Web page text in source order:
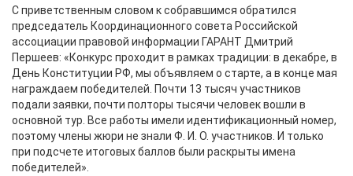
С приветственным словом к собравшимся обратился
председатель Координационного совета Российской
ассоциации правовой информации ГАРАНТ Дмитрий
Першеев: «Конкурс проходит в рамках традиции: в декабре, в
День Конституции РФ, мы объявляем о старте, а в конце мая
награждаем победителей. Почти 13 тысяч участников
подали заявки, почти полторы тысячи человек вошли в
основной тур. Все работы имели идентификационный номер,
поэтому члены жюри не знали Ф. И. О. участников. И только
при подсчете итоговых баллов были раскрыты имена
победителей».